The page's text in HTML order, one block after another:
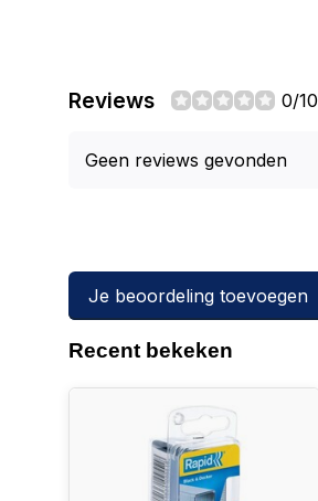
Reviews 0/10
Geen reviews gevonden
Je beoordeling toevoegen
Recent bekeken